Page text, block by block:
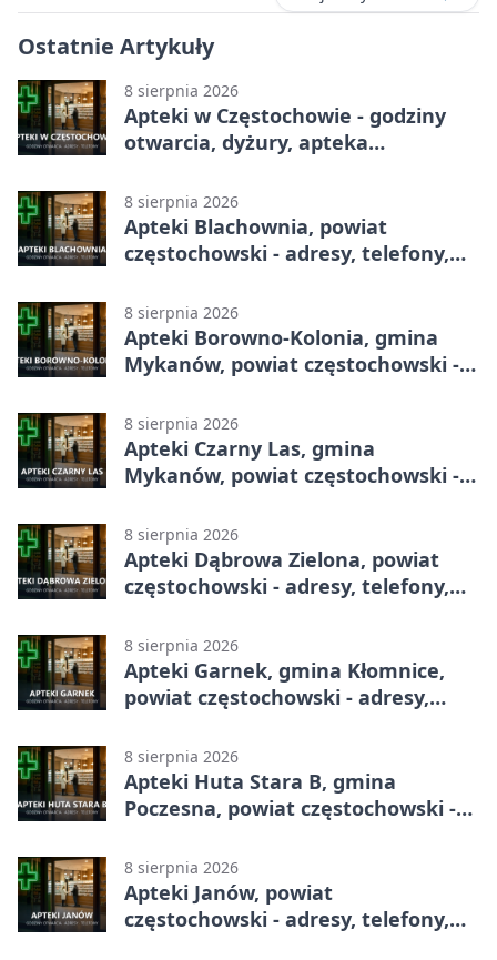
Ostatnie Artykuły
8 sierpnia 2026
Apteki w Częstochowie - godziny
otwarcia, dyżury, apteka
8 sierpnia 2026
Apteki Blachownia, powiat
częstochowski - adresy, telefony,
8 sierpnia 2026
Apteki Borowno-Kolonia, gmina
Mykanów, powiat częstochowski -
8 sierpnia 2026
Apteki Czarny Las, gmina
Mykanów, powiat częstochowski -
8 sierpnia 2026
Apteki Dąbrowa Zielona, powiat
częstochowski - adresy, telefony,
8 sierpnia 2026
Apteki Garnek, gmina Kłomnice,
powiat częstochowski - adresy,
8 sierpnia 2026
Apteki Huta Stara B, gmina
Poczesna, powiat częstochowski -
8 sierpnia 2026
Apteki Janów, powiat
częstochowski - adresy, telefony,